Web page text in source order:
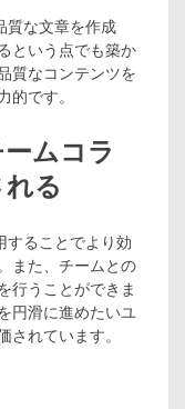
質な文章を作成
という点でも築か
質なコンテンツを
的です。
ムコラ
る
することでより効
また、チームとの
行うことができま
円滑に進めたいユ
されています。